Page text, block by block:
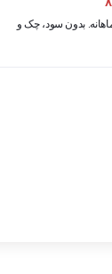
بدون سود، چک و